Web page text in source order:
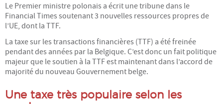
Le Premier ministre polonais a écrit une tribune dans le
Financial Times soutenant 3 nouvelles ressources propres de
l’UE, dont la TTF.
La taxe sur les transactions financières (TTF) a été freinée
pendant des années par la Belgique. C’est donc un fait politique
majeur que le soutien à la TTF est maintenant dans l’accord de
majorité du nouveau Gouvernement belge.
Une taxe très populaire selon les